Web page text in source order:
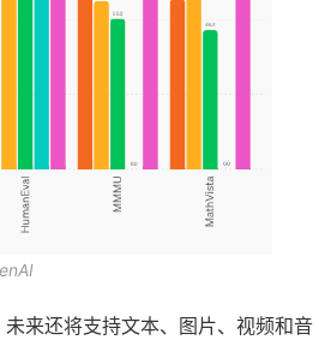
来还将支持文本、图片、视频和音